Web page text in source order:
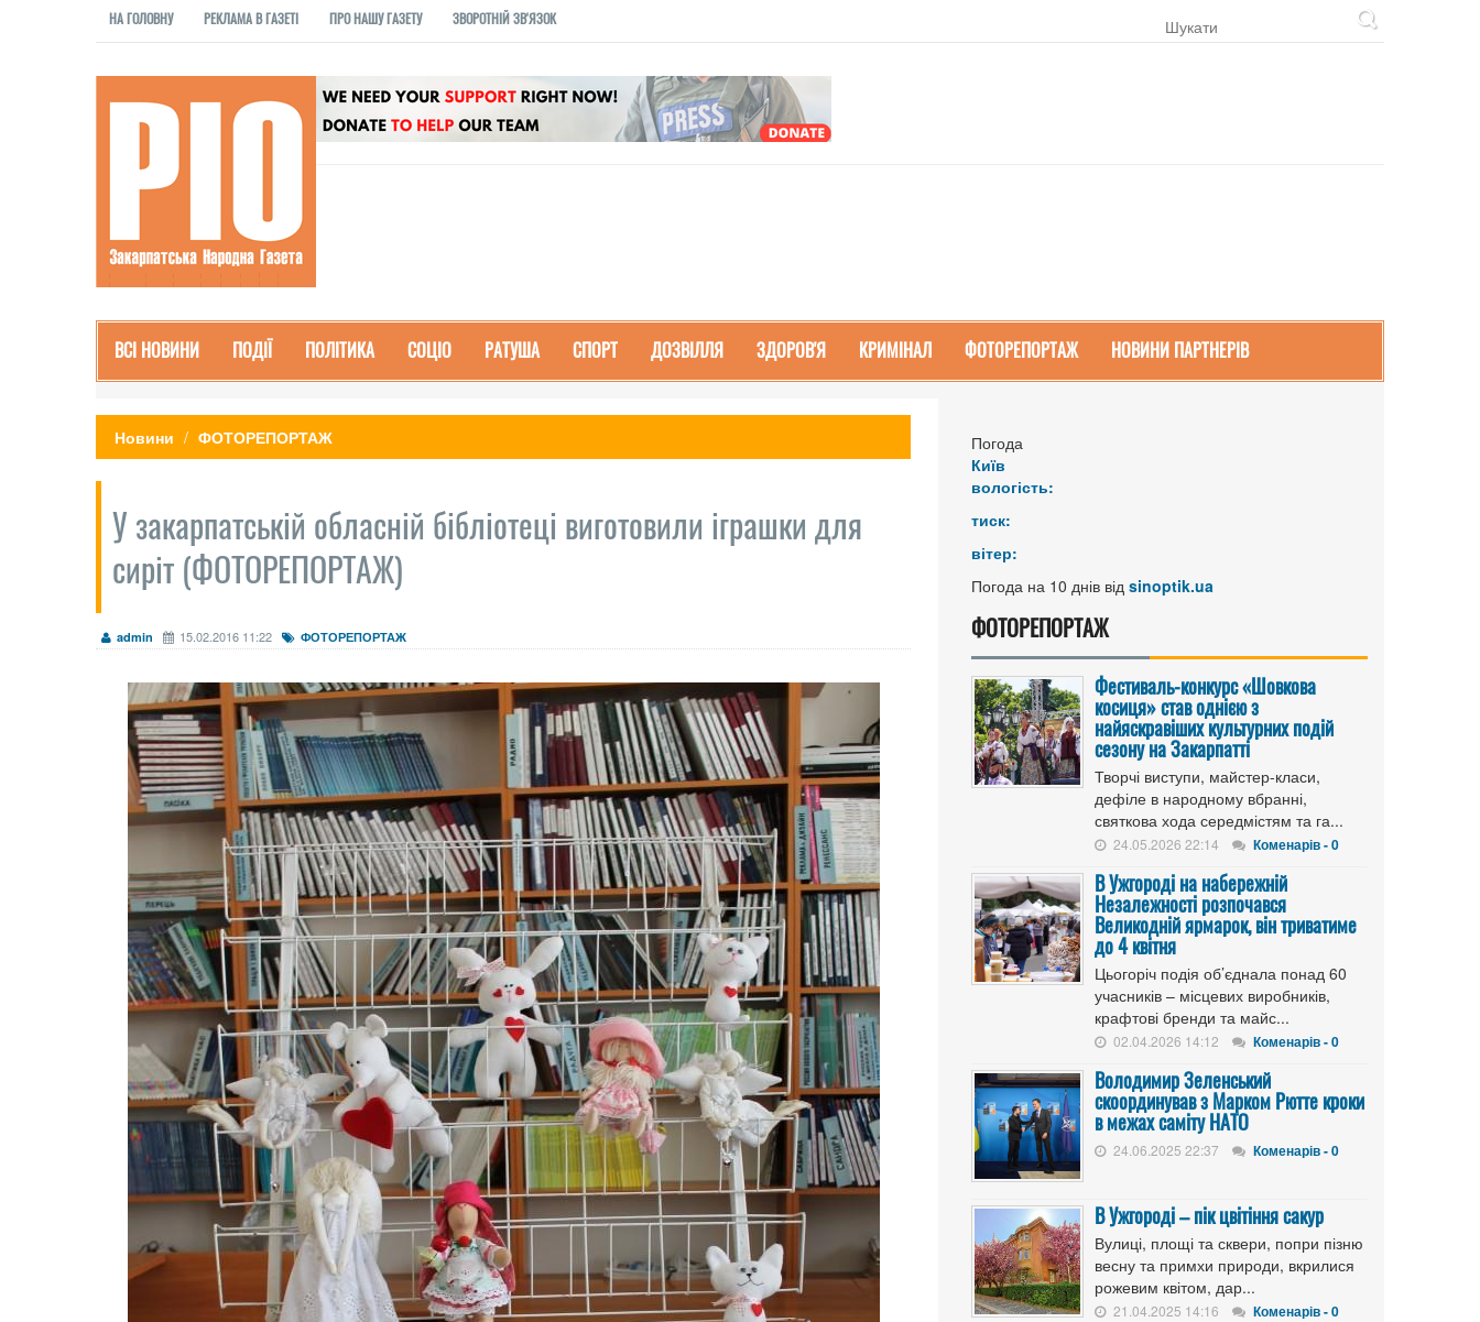
НА ГОЛОВНУ РЕКЛАМА В ГАЗЕТІ ПРО НАШУ ГАЗЕТУ ЗВОРОТНІЙ ЗВ'ЯЗОК
ВСІ НОВИНИ ПОДІЇ ПОЛІТИКА СОЦІО РАТУША СПОРТ ДОЗВІЛЛЯ ЗДОРОВ'Я КРИМІНАЛ ФОТОРЕПОРТАЖ НОВИНИ ПАРТНЕРІВ
Новини ФОТОРЕПОРТАЖ
У закарпатській обласній бібліотеці виготовили іграшки для
сиріт (ФОТОРЕПОРТАЖ)
admin 15.02.2016 11:22 ФОТОРЕПОРТАЖ
Погода
Київ
вологість:
тиск:
вітер:
Погода на 10 днів від sinoptik.ua
ФОТОРЕПОРТАЖ
Фестиваль-конкурс «Шовкова
косиця» став однією з
найяскравіших культурних подій
сезону на Закарпатті
Творчі виступи, майстер-класи,
дефіле в народному вбранні,
святкова хода середмістям та га...
24.05.2026 22:14 Коменарів - 0
В Ужгороді на набережній
Незалежності розпочався
Великодній ярмарок, він триватиме
до 4 квітня
Цьогоріч подія об’єднала понад 60
учасників – місцевих виробників,
крафтові бренди та майс...
02.04.2026 14:12 Коменарів - 0
Володимир Зеленський
скоординував з Марком Рютте кроки
в межах саміту НАТО
24.06.2025 22:37 Коменарів - 0
В Ужгороді – пік цвітіння сакур
Вулиці, площі та сквери, попри пізню
весну та примхи природи, вкрилися
рожевим квітом, дар...
21.04.2025 14:16 Коменарів - 0